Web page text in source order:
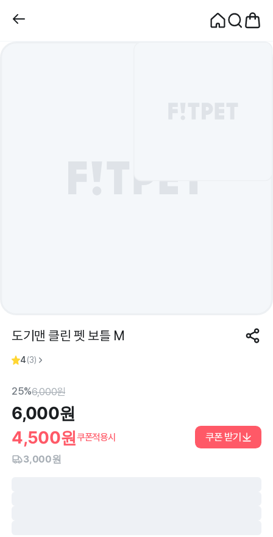
도기맨 클린 펫 보틀 M
4(3)
25%6,000원
6,000원
4,500원쿠폰적용시 쿠폰 받기
3,000원